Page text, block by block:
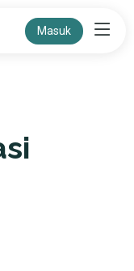
Masuk